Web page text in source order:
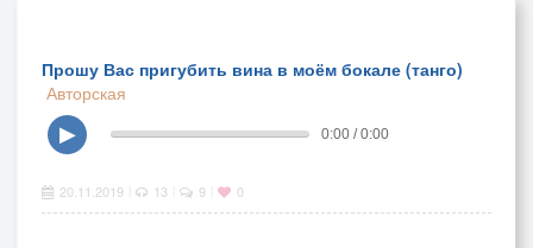
Прошу Вас пригубить вина в моём бокале (танго)
Авторская
▶
0:00 / 0:00
20.11.2019 13 9 0